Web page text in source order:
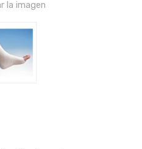
la imagen